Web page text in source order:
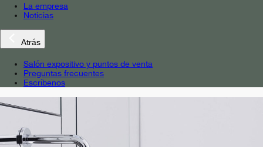
La empresa
Noticias
Atrás
Salón expositivo y puntos de venta
Preguntas frecuentes
Escríbenos